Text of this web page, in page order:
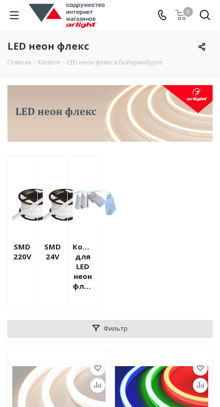
0
LED неон флекс
Главная - Каталог - LED неон флекс в Екатеринбурге
SMD
220V
SMD
24V
Комплектующие
для
LED
неон
флекса
Фильтр